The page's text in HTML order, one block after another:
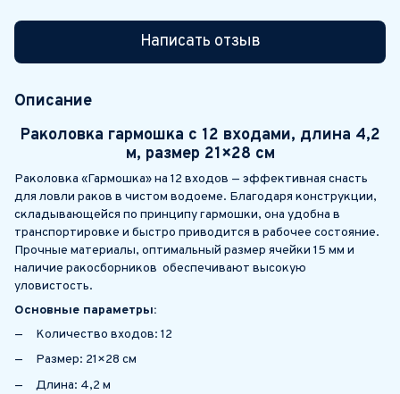
Написать отзыв
Описание
Раколовка гармошка с 12 входами, длина 4,2
м, размер 21×28 см
Раколовка «Гармошка» на 12 входов — эффективная снасть
для ловли раков в чистом водоеме. Благодаря конструкции,
складывающейся по принципу гармошки, она удобна в
транспортировке и быстро приводится в рабочее состояние.
Прочные материалы, оптимальный размер ячейки 15 мм и
наличие ракосборников обеспечивают высокую
уловистость.
Основные параметры:
Количество входов: 12
Размер: 21×28 см
Длина: 4,2 м